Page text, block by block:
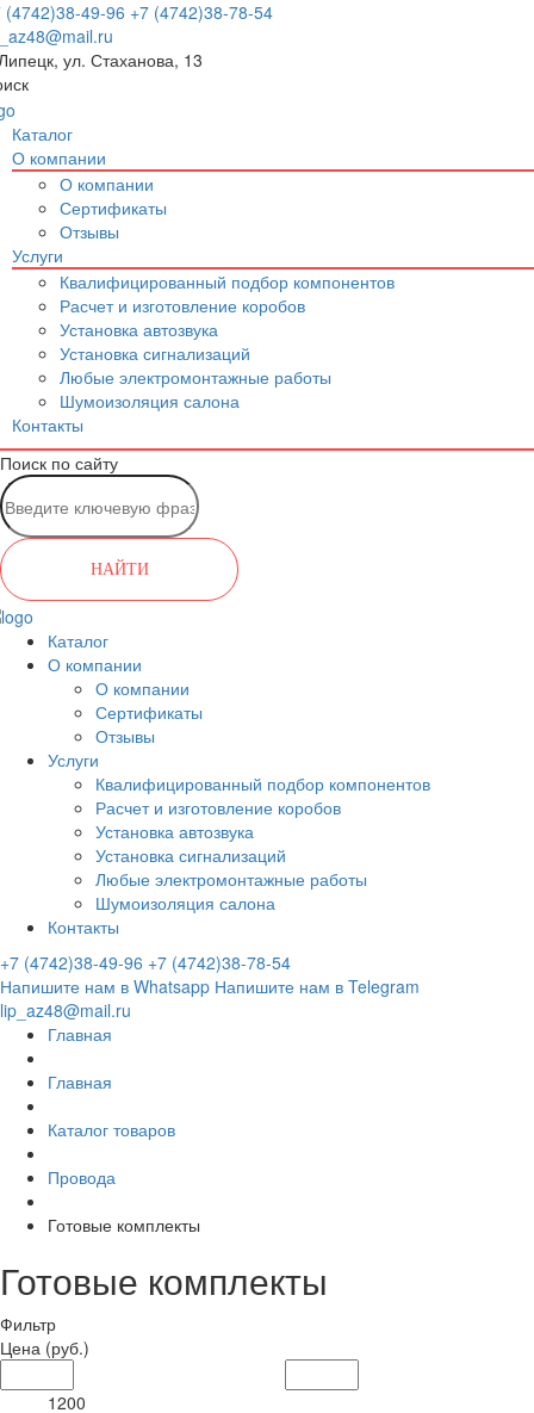
(4742)38-49-96 +7 (4742)38-78-54
ул. Стаханова, 13
Каталог
О компании
О компании
Сертификаты
Отзывы
Услуги
Квалифицированный подбор компонентов
Расчет и изготовление коробов
Установка автозвука
Установка сигнализаций
Любые электромонтажные работы
Шумоизоляция салона
Контакты
Поиск по сайту
НАЙТИ
Каталог
О компании
О компании
Сертификаты
Отзывы
Услуги
Квалифицированный подбор компонентов
Расчет и изготовление коробов
Установка автозвука
Установка сигнализаций
Любые электромонтажные работы
Шумоизоляция салона
Контакты
+7 (4742)38-49-96 +7 (4742)38-78-54
Напишите нам в Whatsapp Напишите нам в Telegram
lip_az48@mail.ru
Главная
Главная
Каталог товаров
Провода
Готовые комплекты
Готовые комплекты
Фильтр
Цена (руб.)
1200